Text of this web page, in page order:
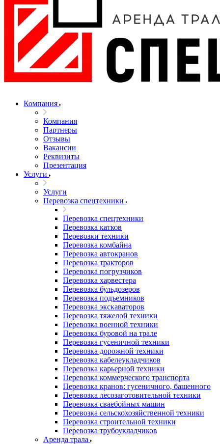
Компания
Компания
Партнеры
Отзывы
Вакансии
Реквизиты
Презентация
Услуги
Услуги
Перевозка спецтехники
Перевозка спецтехники
Перевозка катков
Перевозки техники
Перевозка комбайна
Перевозка автокранов
Перевозка тракторов
Перевозка погрузчиков
Перевозка харвестера
Перевозка бульдозеров
Перевозка подъемников
Перевозка экскаваторов
Перевозка тяжелой техники
Перевозка военной техники
Перевозка буровой на трале
Перевозка гусеничной техники
Перевозка дорожной техники
Перевозка кабелеукладчиков
Перевозка карьерной техники
Перевозка коммерческого транспорта
Перевозка кранов: гусеничного, башенного
Перевозка лесозаготовительной техники
Перевозка сваебойных машин
Перевозка сельскохозяйственной техники
Перевозка строительной техники
Перевозка трубоукладчиков
Аренда трала